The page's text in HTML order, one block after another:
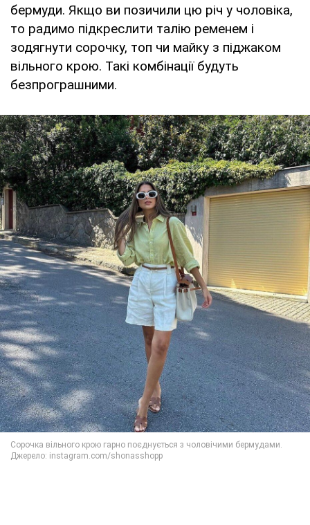
бермуди. Якщо ви позичили цю річ у чоловіка,
то радимо підкреслити талію ременем і
зодягнути сорочку, топ чи майку з піджаком
вільного крою. Такі комбінації будуть
безпрограшними.